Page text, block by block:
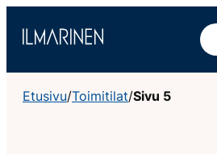
sisältöön
Etusivu/Toimitilat/Sivu 5